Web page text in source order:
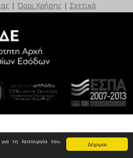
Δέχομαι
τη λειτουργία του.
| Όροι Χρήσης | Σχετικά